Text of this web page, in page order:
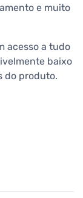
e muito
acesso a tudo
baixo
do produto.